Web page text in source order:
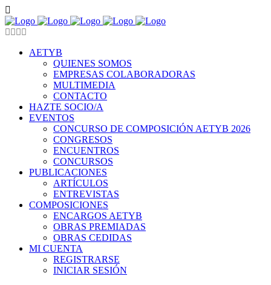
AETYB
QUIENES SOMOS
EMPRESAS COLABORADORAS
MULTIMEDIA
CONTACTO
HAZTE SOCIO/A
EVENTOS
CONCURSO DE COMPOSICIÓN AETYB 2026
CONGRESOS
ENCUENTROS
CONCURSOS
PUBLICACIONES
ARTÍCULOS
ENTREVISTAS
COMPOSICIONES
ENCARGOS AETYB
OBRAS PREMIADAS
OBRAS CEDIDAS
MI CUENTA
REGISTRARSE
INICIAR SESIÓN